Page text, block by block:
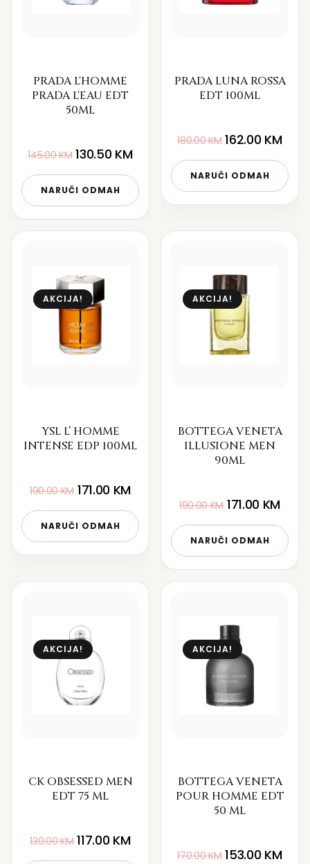
PRADA L'HOMME
PRADA L'EAU EDT
50ML
145.00KM 130.50 KM
NARUČI ODMAH
PRADA LUNA ROSSA
EDT 100ML
180.00KM 162.00 KM
NARUČI ODMAH
AKCIJA!
YSL L’ HOMME
INTENSE EDP 100ML
190.00KM 171.00 KM
NARUČI ODMAH
AKCIJA!
BOTTEGA VENETA
ILLUSIONE MEN
90ML
190.00KM 171.00 KM
NARUČI ODMAH
AKCIJA!
CK OBSESSED MEN
EDT 75 ML
130.00KM 117.00 KM
AKCIJA!
BOTTEGA VENETA
POUR HOMME EDT
50 ML
170.00KM 153.00 KM